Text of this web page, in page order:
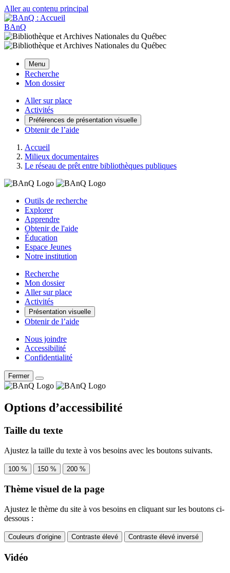
Aller au contenu principal
BAnQ
Menu
Recherche
Mon dossier
Aller sur place
Activités
Préférences de présentation visuelle
Obtenir de l’aide
Accueil
Milieux documentaires
Le réseau de prêt entre bibliothèques publiques
Outils de recherche
Explorer
Apprendre
Obtenir de l'aide
Éducation
Espace Jeunes
Notre institution
Recherche
Mon dossier
Aller sur place
Activités
Présentation visuelle
Obtenir de l’aide
Nous joindre
Accessibilité
Confidentialité
Fermer
Options d’accessibilité
Taille du texte
Ajustez la taille du texte à vos besoins avec les boutons suivants.
100 % 150 % 200 %
Thème visuel de la page
Ajustez le thème du site à vos besoins en cliquant sur les boutons ci-
dessous :
Couleurs d’origine Contraste élevé Contraste élevé inversé
Vidéo